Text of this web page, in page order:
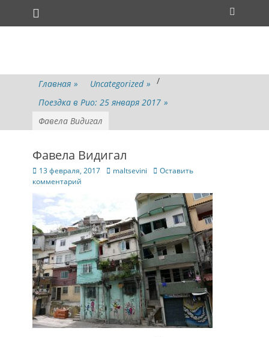
Основное меню
Главная » Uncategorized » /
Поездка в Рио: 25 января 2017 »
Фавела Видигал
Фавела Видигал
Опубликовано
13 февраля, 2017 Автор
maltsevini
Оставить
комментарий